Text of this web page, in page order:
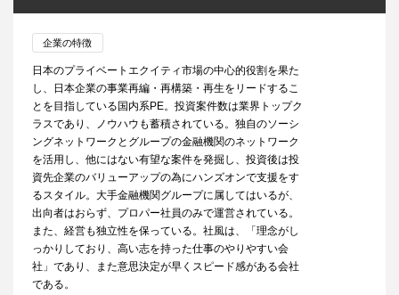
企業の特徴
日本のプライベートエクイティ市場の中心的役割を果た
し、日本企業の事業再編・再構築・再生をリードするこ
とを目指している国内系PE。投資案件数は業界トップク
ラスであり、ノウハウも蓄積されている。独自のソーシ
ングネットワークとグループの金融機関のネットワーク
を活用し、他にはない有望な案件を発掘し、投資後は投
資先企業のバリューアップの為にハンズオンで支援をす
るスタイル。大手金融機関グループに属してはいるが、
出向者はおらず、プロパー社員のみで運営されている。
また、経営も独立性を保っている。社風は、「理念がし
っかりしており、高い志を持った仕事のやりやすい会
社」であり、また意思決定が早くスピード感がある会社
である。